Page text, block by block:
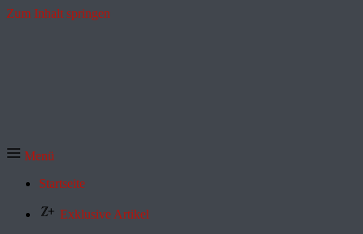
Zum Inhalt springen
Menü
Startseite
Exklusive Artikel